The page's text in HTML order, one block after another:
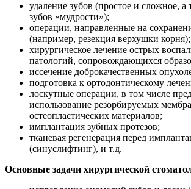
удаление зубов (простое и сложное, а
зубов «мудрости»);
операции, направленные на
(например, резекция верхушки корня);
хирургическое лечение острых
патологий, сопровождающихся
иссечение доброкачественных
подготовка к ортодонтическому
лоскутные операции, в том числе
использование резорбируемых
остеопластических материалов;
имплантация зубных протезов;
тканевая регенерация перед
(синуслифтинг), и т.д.
Основные задачи хирургической